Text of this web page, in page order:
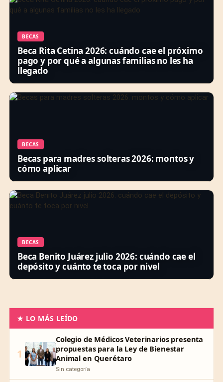
BECAS
Beca Rita Cetina 2026: cuándo cae el próximo
pago y por qué a algunas familias no les ha
llegado
BECAS
Becas para madres solteras 2026: montos y
cómo aplicar
BECAS
Beca Benito Juárez julio 2026: cuándo cae el
depósito y cuánto te toca por nivel
★ LO MÁS LEÍDO
1
Colegio de Médicos Veterinarios presenta
propuestas para la Ley de Bienestar
Animal en Querétaro
Sin categoría